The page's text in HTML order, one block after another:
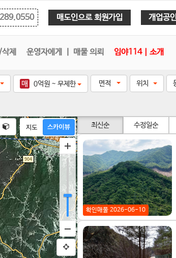
매도인으로 회원가입 개업공
제 운영자에게 ㅣ 매물 의뢰 임야114 | 소개
매 0억원 ~ 무제한 면적 위치
최신순 수정일순
확인매물 2026-06-10